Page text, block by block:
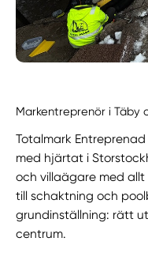
Markentreprenör i
Totalmark
med hjärtat i
och villaägare med
till schaktning och
grundinställning: rätt
centrum.